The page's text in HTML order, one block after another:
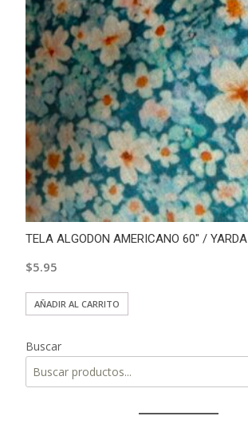
TELA ALGODON AMERICANO 60″ / YARDA
$5.95
AÑADIR AL CARRITO
Buscar